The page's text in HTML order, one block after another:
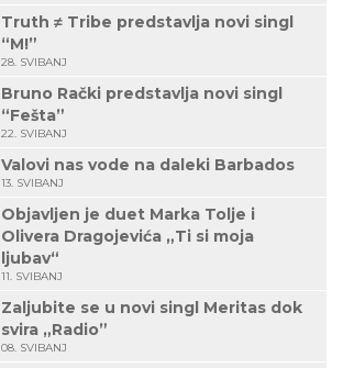
Truth ≠ Tribe predstavlja novi singl
“M!”
28. SVIBANJ
Bruno Rački predstavlja novi singl
“Fešta”
22. SVIBANJ
Valovi nas vode na daleki Barbados
13. SVIBANJ
Objavljen je duet Marka Tolje i
Olivera Dragojevića „Ti si moja
ljubav“
11. SVIBANJ
Zaljubite se u novi singl Meritas dok
svira „Radio”
08. SVIBANJ